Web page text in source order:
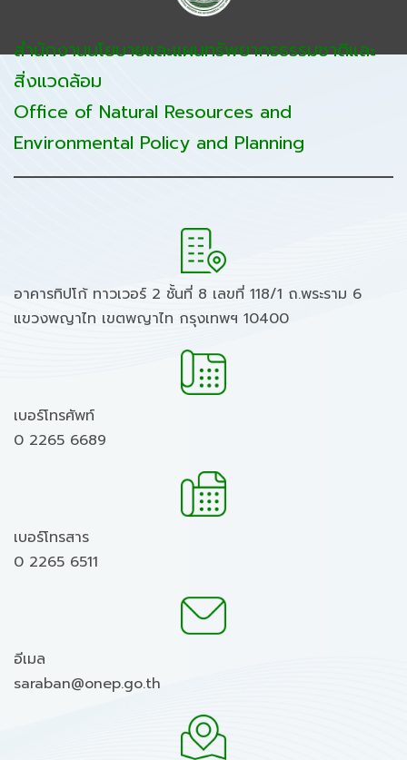
สำนักงานนโยบายและแผนทรัพยากรธรรมชาติและ
สิ่งแวดล้อม
Office of Natural Resources and
Environmental Policy and Planning
อาคารทิปโก้ ทาวเวอร์ 2 ชั้นที่ 8 เลขที่ 118/1 ถ.พระราม 6
แขวงพญาไท เขตพญาไท กรุงเทพฯ 10400
เบอร์โทรศัพท์
0 2265 6689
เบอร์โทรสาร
0 2265 6511
อีเมล
saraban@onep.go.th